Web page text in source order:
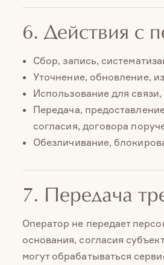
6. Действия с
Сбор, запись,
Уточнение, обновление,
Использование для
Передача,
согласия, договора
Обезличивание,
7. Передача
Оператор не передает
основания, согласия
могут обрабатываться